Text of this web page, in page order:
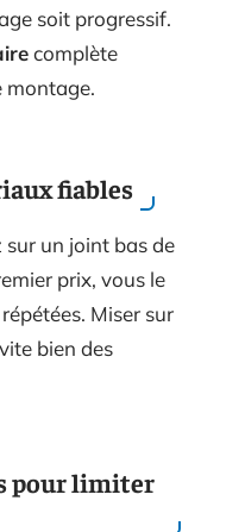
soit progressif.
complète
montage.
fiables
sur un joint bas de
prix, vous le
Miser sur
bien des
pour limiter